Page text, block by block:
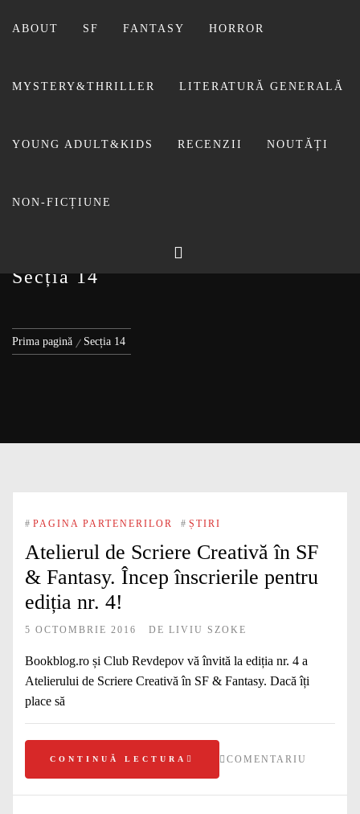
ABOUT SF FANTASY HORROR
MYSTERY&THRILLER LITERATURĂ GENERALĂ
YOUNG ADULT&KIDS RECENZII NOUTĂȚI
NON-FICȚIUNE
BIBLIOTECA LUI
Secția 14
Prima pagină Secția 14
# PAGINA PARTENERILOR # ȘTIRI
Atelierul de Scriere Creativă în SF
& Fantasy. Încep înscrierile pentru
ediția nr. 4!
5 OCTOMBRIE 2016 DE LIVIU SZOKE
Bookblog.ro și Club Revdepov vă învită la ediția nr. 4 a
Atelierului de Scriere Creativă în SF & Fantasy. Dacă îți
place să
CONTINUĂ LECTURA COMENTARIU